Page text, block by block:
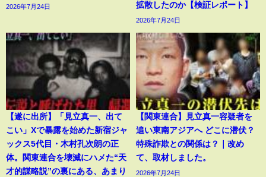
2026年7月24日
拡散したのか【検証レポート】
2026年7月24日
【遂に出所】「見立真一、出て
こい」Xで暴露を始めた新宿ジャ
ックス5代目・木村孔次朗の正
体。関東連合を壊滅にハメた“天
才的謀略説”の裏にある、あまり
【関東連合】見立真一容疑者を
追い東南アジアへ どこに潜伏？
特殊詐欺との関係は？｜改め
て、取材しました。
2026年7月24日